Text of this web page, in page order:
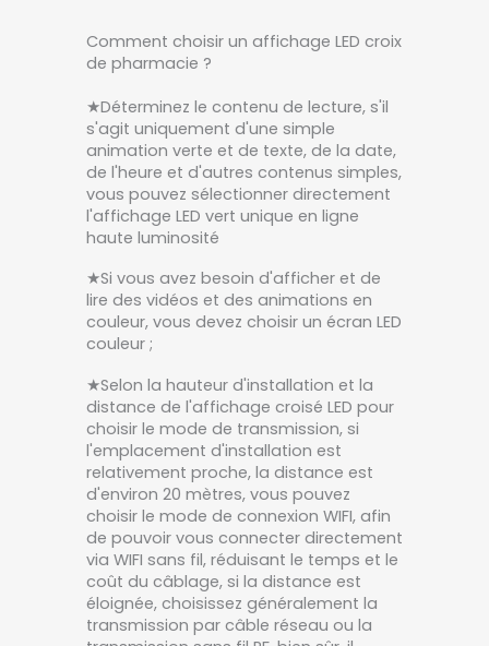
Comment choisir un affichage LED croix
de pharmacie ?
★Déterminez le contenu de lecture, s'il
s'agit uniquement d'une simple
animation verte et de texte, de la date,
de l'heure et d'autres contenus simples,
vous pouvez sélectionner directement
l'affichage LED vert unique en ligne
haute luminosité
★Si vous avez besoin d'afficher et de
lire des vidéos et des animations en
couleur, vous devez choisir un écran LED
couleur ;
★Selon la hauteur d'installation et la
distance de l'affichage croisé LED pour
choisir le mode de transmission, si
l'emplacement d'installation est
relativement proche, la distance est
d'environ 20 mètres, vous pouvez
choisir le mode de connexion WIFI, afin
de pouvoir vous connecter directement
via WIFI sans fil, réduisant le temps et le
coût du câblage, si la distance est
éloignée, choisissez généralement la
transmission par câble réseau ou la